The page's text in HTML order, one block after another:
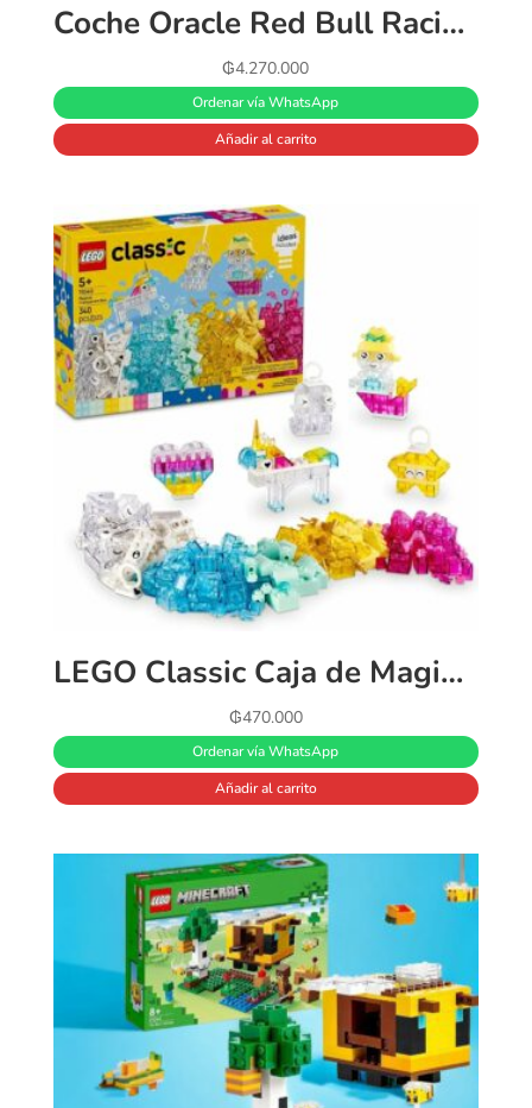
Coche Oracle Red Bull Racing RB20 F1 Lego Red Bull 42206 1639 piezas
₲4.270.000
Ordenar vía WhatsApp
Añadir al carrito
LEGO Classic Caja de Magia Transparente Juguete con Bricks de Colores para Construir, Modelos de Fantasía para Jugar y Exhibir, Set para Niñas y Niños de 5 Años o Más 11040
₲470.000
Ordenar vía WhatsApp
Añadir al carrito